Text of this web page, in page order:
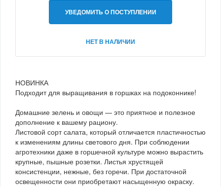
УВЕДОМИТЬ О ПОСТУПЛЕНИИ
НЕТ В НАЛИЧИИ
НОВИНКА
Подходит для выращивания в горшках на подоконнике!
Домашние зелень и овощи — это приятное и полезное
дополнение к вашему рациону.
Листовой сорт салата, который отличается пластичностью
к изменениям длины светового дня. При соблюдении
агротехники даже в горшечной культуре можно вырастить
крупные, пышные розетки. Листья хрустящей
консистенции, нежные, без горечи. При достаточной
освещенности они приобретают насыщенную окраску.